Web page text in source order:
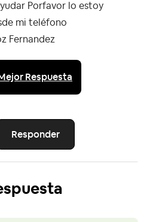
Porfavor lo estoy
mi teléfono
Fernandez
Respuesta
Responder